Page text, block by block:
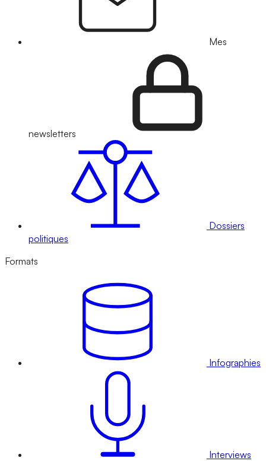
Mes
newsletters
Dossiers
politiques
Formats
Infographies
Interviews